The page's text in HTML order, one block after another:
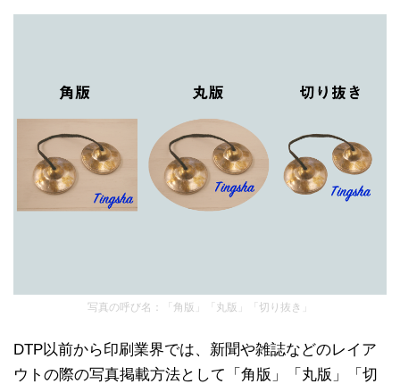
写真の呼び名：「角版」「丸版」「切り抜き」
DTP以前から印刷業界では、新聞や雑誌などのレイア
ウトの際の写真掲載方法として「角版」「丸版」「切